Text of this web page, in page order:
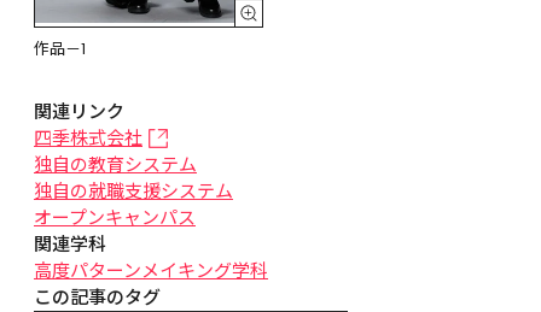
作品－1
関連リンク
四季株式会社
独自の教育システム
独自の就職支援システム
オープンキャンパス
関連学科
高度パターンメイキング学科
この記事のタグ